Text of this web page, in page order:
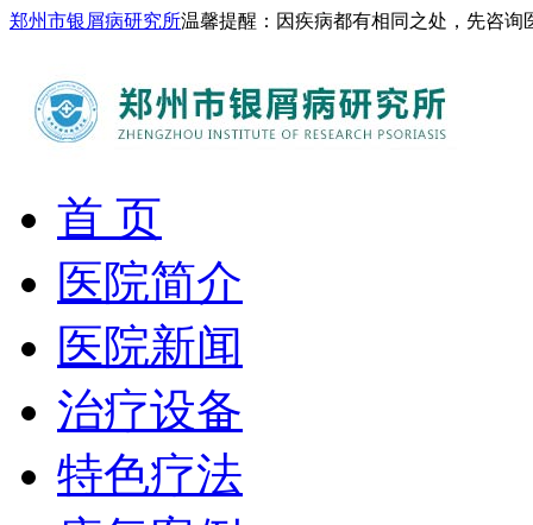
郑州市银屑病研究所温馨提醒：因疾病都有相同之处，先咨
首 页
医院简介
医院新闻
治疗设备
特色疗法